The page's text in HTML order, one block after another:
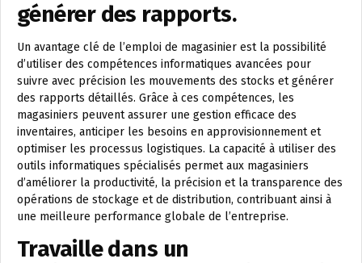
générer des rapports.
Un avantage clé de l’emploi de magasinier est la possibilité
d’utiliser des compétences informatiques avancées pour
suivre avec précision les mouvements des stocks et générer
des rapports détaillés. Grâce à ces compétences, les
magasiniers peuvent assurer une gestion efficace des
inventaires, anticiper les besoins en approvisionnement et
optimiser les processus logistiques. La capacité à utiliser des
outils informatiques spécialisés permet aux magasiniers
d’améliorer la productivité, la précision et la transparence des
opérations de stockage et de distribution, contribuant ainsi à
une meilleure performance globale de l’entreprise.
Travaille dans un